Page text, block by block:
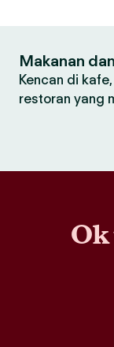
Makanan
Kencan di
restoran yang
Ok